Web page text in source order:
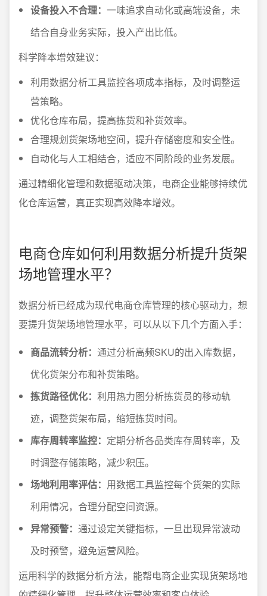
设备投入不合理： 一味追求自动化或高端设备，未
结合自身业务实际，投入产出比低。
科学降本增效建议：
利用数据分析工具监控各项成本指标，及时调整运
营策略。
优化仓库布局，提高拣货和补货效率。
合理规划货架场地空间，提升存储密度和安全性。
自动化与人工相结合，适应不同阶段的业务发展。
通过精细化管理和数据驱动决策，电商企业能够持续优
化仓库运营，真正实现高效降本增效。
电商仓库如何利用数据分析提升货架
场地管理水平？
数据分析已经成为现代电商仓库管理的核心驱动力，想
要提升货架场地管理水平，可以从以下几个方面入手：
商品流转分析： 通过分析高频SKU的出入库数据，
优化货架分布和补货策略。
拣货路径优化： 利用热力图分析拣货员的移动轨
迹，调整货架布局，缩短拣货时间。
库存周转率监控： 定期分析各品类库存周转率，及
时调整存储策略，减少积压。
场地利用率评估： 用数据工具监控每个货架的实际
利用情况，合理分配空间资源。
异常预警： 通过设定关键指标，一旦出现异常波动
及时预警，避免运营风险。
运用科学的数据分析方法，能帮电商企业实现货架场地